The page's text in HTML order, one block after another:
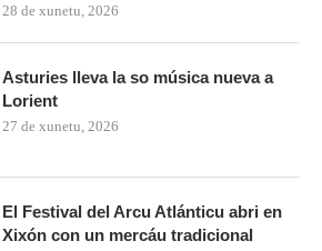
28 de xunetu, 2026
Asturies lleva la so música nueva a
Lorient
27 de xunetu, 2026
El Festival del Arcu Atlánticu abri en
Xixón con un mercáu tradicional